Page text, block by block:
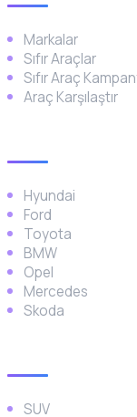
Markalar
Sıfır Araçlar
Sıfır Araç
Araç Karşılaştır
Hyundai
Ford
Toyota
BMW
Opel
Mercedes
Skoda
SUV